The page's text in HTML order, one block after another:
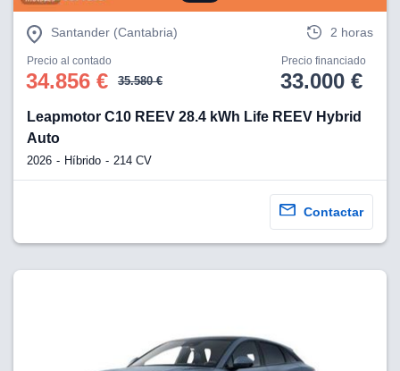
Santander (Cantabria) 2 horas
Precio al contado
34.856 € 35.580 €
Precio financiado
33.000 €
Leapmotor C10 REEV 28.4 kWh Life REEV Hybrid
Auto
2026 Híbrido 214 CV
Contactar